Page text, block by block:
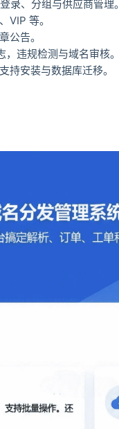
录、分组与供应商管理。
VIP 等。
公告。
违规检测与域名审核。
持安装与数据库迁移。